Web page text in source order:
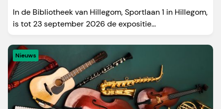
In de Bibliotheek van Hillegom, Sportlaan 1 in Hillegom,
is tot 23 september 2026 de expositie...
Nieuws